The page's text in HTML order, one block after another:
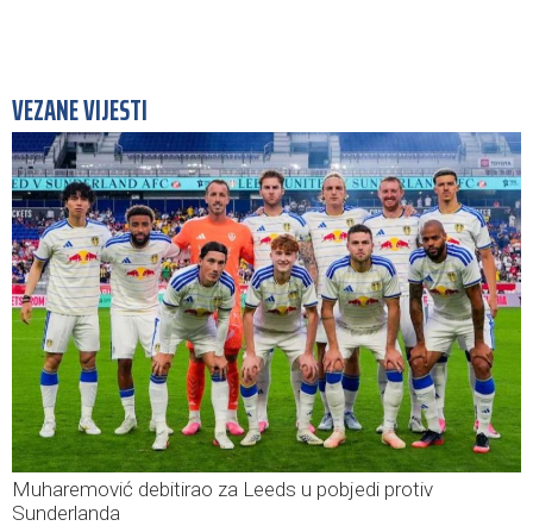
VEZANE VIJESTI
Muharemović debitirao za Leeds u pobjedi protiv
Sunderlanda